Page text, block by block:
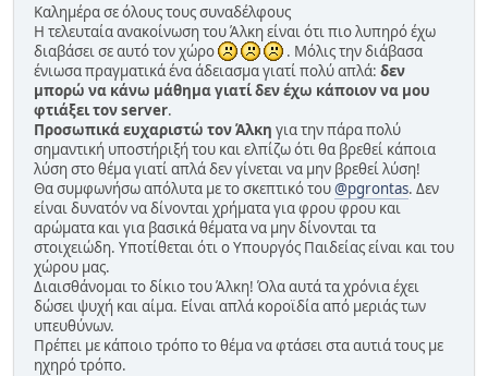
Καλημέρα σε όλους τους συναδέλφους
Η τελευταία ανακοίνωση του Άλκη είναι ότι πιο λυπηρό έχω
διαβάσει σε αυτό τον χώρο
. Μόλις την διάβασα
ένιωσα πραγματικά ένα άδειασμα γιατί πολύ απλά: δεν
μπορώ να κάνω μάθημα γιατί δεν έχω κάποιον να μου
φτιάξει τον server.
Προσωπικά ευχαριστώ τον Άλκη για την πάρα πολύ
σημαντική υποστήριξή του και ελπίζω ότι θα βρεθεί κάποια
λύση στο θέμα γιατί απλά δεν γίνεται να μην βρεθεί λύση!
Θα συμφωνήσω απόλυτα με το σκεπτικό του@pgrontas. Δεν
είναι δυνατόν να δίνονται χρήματα για φρου φρου και
αρώματα και για βασικά θέματα να μην δίνονται τα
στοιχειώδη. Υποτίθεται ότι ο Υπουργός Παιδείας είναι και του
χώρου μας.
Διαισθάνομαι το δίκιο του Άλκη! Όλα αυτά τα χρόνια έχει
δώσει ψυχή και αίμα. Είναι απλά κοροϊδία από μεριάς των
υπευθύνων.
Πρέπει με κάποιο τρόπο το θέμα να φτάσει στα αυτιά τους με
ηχηρό τρόπο.